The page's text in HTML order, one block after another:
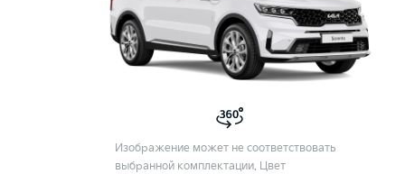
Изображение может не соответствовать
выбранной комплектации. Цвет